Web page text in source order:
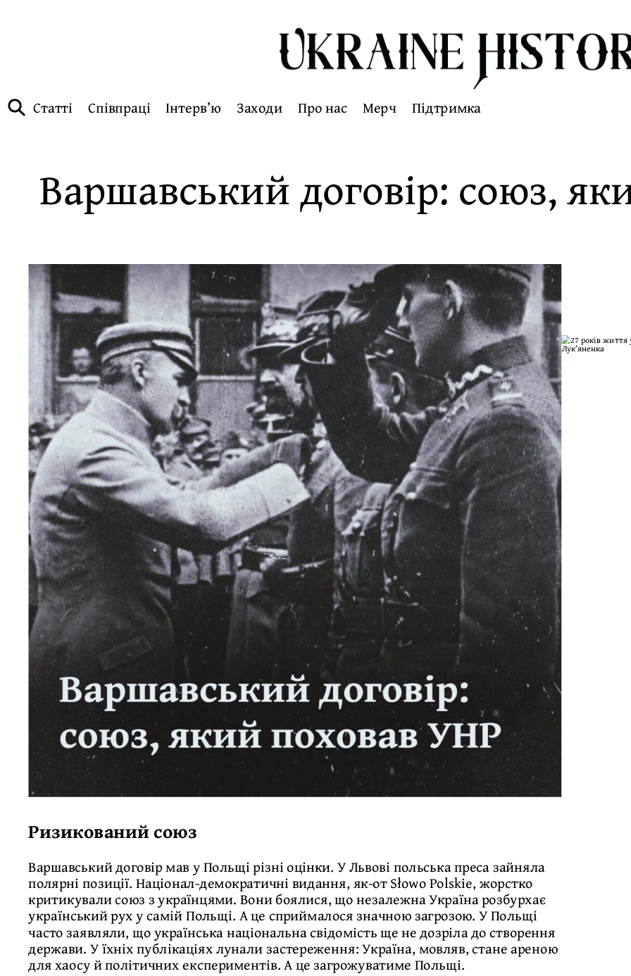
Статті Співпраці Інтерв’ю Заходи Про нас Мерч Підтримка
Варшавський договір: союз,
Ризикований союз
Варшавський договір мав у Польщі різні оцінки. У Львові польська преса зайняла
полярні позиції. Націонал-демократичні видання, як-от Słowo Polskie, жорстко
критикували союз з українцями. Вони боялися, що незалежна Україна розбурхає
український рух у самій Польщі. А це сприймалося значною загрозою. У Польщі
часто заявляли, що українська національна свідомість ще не дозріла до створення
держави. У їхніх публікаціях лунали застереження: Україна, мовляв, стане ареною
для хаосу й політичних експериментів. А це загрожуватиме Польщі.